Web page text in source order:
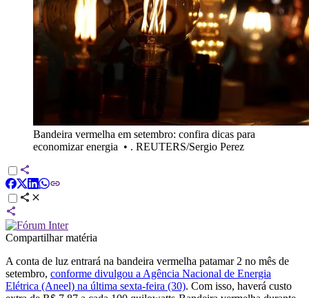
Bandeira vermelha em setembro: confira dicas para
economizar energia • . REUTERS/Sergio Perez
Compartilhar matéria
A conta de luz entrará na bandeira vermelha patamar 2 no mês de
setembro, conforme divulgou a Agência Nacional de Energia
Elétrica (Aneel) na última sexta-feira (30). Com isso, haverá custo